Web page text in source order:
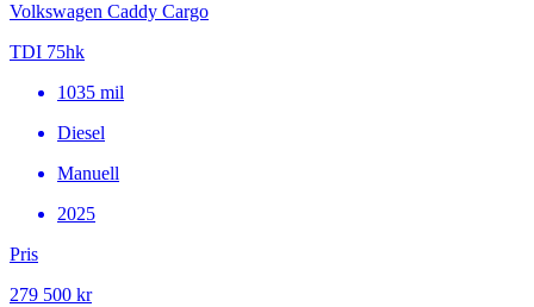
Volkswagen Caddy Cargo
TDI 75hk
1035 mil
Diesel
Manuell
2025
Pris
279 500 kr